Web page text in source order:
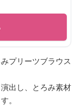
プリーツブラウス
出し、とろみ素材
。